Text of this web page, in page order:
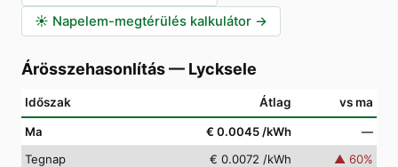
☀️ Napelem-megtérülés kalkulátor →
Árösszehasonlítás— Lycksele
Időszak Átlag vs ma
Ma € 0.0045 /kWh
—
Tegnap
€ 0.0072 /kWh ▲ 60%